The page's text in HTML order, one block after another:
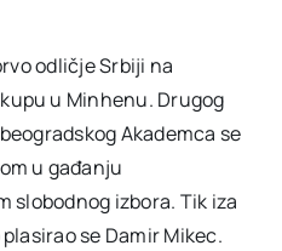
odličje Srbiji na
u Minhenu. Drugog
Akademca se
u gađanju
slobodnog izbora. Tik iza
se Damir Mikec.